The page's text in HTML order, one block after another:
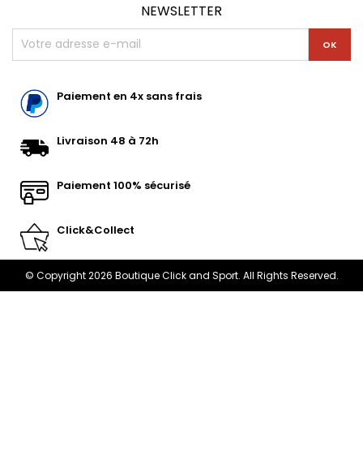
NEWSLETTER
Paiement en 4x sans frais
Livraison 48 à 72h
Paiement 100% sécurisé
Click&Collect
© Copyright 2026 Boutique Click and Sport. All Rights Reserved.